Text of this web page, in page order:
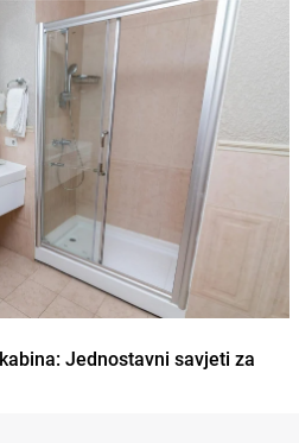
Jednostavni savjeti za